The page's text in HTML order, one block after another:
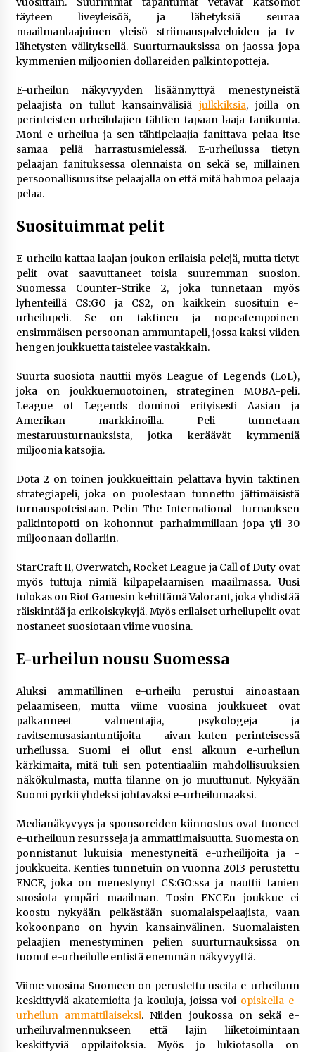
täyteen liveyleisöä, ja lähetyksiä seuraa
maailmanlaajuinen yleisö striimauspalveluiden ja tv-
lähetysten välityksellä. Suurturnauksissa on jaossa jopa
kymmenien miljoonien dollareiden palkintopotteja.
E-urheilun näkyvyyden lisäännyttyä menestyneistä
pelaajista on tullut kansainvälisiä julkkiksia, joilla on
perinteisten urheilulajien tähtien tapaan laaja fanikunta.
Moni e-urheilua ja sen tähtipelaajia fanittava pelaa itse
samaa peliä harrastusmielessä. E-urheilussa tietyn
pelaajan fanituksessa olennaista on sekä se, millainen
persoonallisuus itse pelaajalla on että mitä hahmoa pelaaja
pelaa.
Suosituimmat pelit
E-urheilu kattaa laajan joukon erilaisia pelejä, mutta tietyt
pelit ovat saavuttaneet toisia suuremman suosion.
Suomessa Counter-Strike 2, joka tunnetaan myös
lyhenteillä CS:GO ja CS2, on kaikkein suosituin e-
urheilupeli. Se on taktinen ja nopeatempoinen
ensimmäisen persoonan ammuntapeli, jossa kaksi viiden
hengen joukkuetta taistelee vastakkain.
Suurta suosiota nauttii myös League of Legends (LoL),
joka on joukkuemuotoinen, strateginen MOBA-peli.
League of Legends dominoi erityisesti Aasian ja
Amerikan markkinoilla. Peli tunnetaan
mestaruusturnauksista, jotka keräävät kymmeniä
miljoonia katsojia.
Dota 2 on toinen joukkueittain pelattava hyvin taktinen
strategiapeli, joka on puolestaan tunnettu jättimäisistä
turnauspoteistaan. Pelin The International -turnauksen
palkintopotti on kohonnut parhaimmillaan jopa yli 30
miljoonaan dollariin.
StarCraft II, Overwatch, Rocket League ja Call of Duty ovat
myös tuttuja nimiä kilpapelaamisen maailmassa. Uusi
tulokas on Riot Gamesin kehittämä Valorant, joka yhdistää
räiskintää ja erikoiskykyjä. Myös erilaiset urheilupelit ovat
nostaneet suosiotaan viime vuosina.
E-urheilun nousu Suomessa
Aluksi ammatillinen e-urheilu perustui ainoastaan
pelaamiseen, mutta viime vuosina joukkueet ovat
palkanneet valmentajia, psykologeja ja
ravitsemusasiantuntijoita – aivan kuten perinteisessä
urheilussa. Suomi ei ollut ensi alkuun e-urheilun
kärkimaita, mitä tuli sen potentiaaliin mahdollisuuksien
näkökulmasta, mutta tilanne on jo muuttunut. Nykyään
Suomi pyrkii yhdeksi johtavaksi e-urheilumaaksi.
Medianäkyvyys ja sponsoreiden kiinnostus ovat tuoneet
e-urheiluun resursseja ja ammattimaisuutta. Suomesta on
ponnistanut lukuisia menestyneitä e-urheilijoita ja -
joukkueita. Kenties tunnetuin on vuonna 2013 perustettu
ENCE, joka on menestynyt CS:GO:ssa ja nauttii fanien
suosiota ympäri maailman. Tosin ENCEn joukkue ei
koostu nykyään pelkästään suomalaispelaajista, vaan
kokoonpano on hyvin kansainvälinen. Suomalaisten
pelaajien menestyminen pelien suurturnauksissa on
tuonut e-urheilulle entistä enemmän näkyvyyttä.
Viime vuosina Suomeen on perustettu useita e-urheiluun
keskittyviä akatemioita ja kouluja, joissa voi opiskella e-
urheilun ammattilaiseksi. Niiden joukossa on sekä e-
urheiluvalmennukseen että lajin liiketoimintaan
keskittyviä oppilaitoksia. Myös jo lukiotasolla on